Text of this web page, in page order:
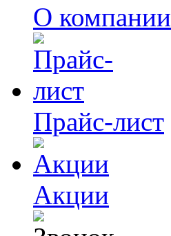
О компании
Прайс-лист
Акции